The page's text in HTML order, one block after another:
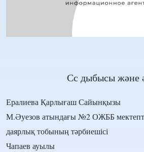
Сс дыбысы және
Ералиева Қарлығаш Сайынқызы
М.Әуезов атындағы №2 ОЖББ
даярлық тобының тәрбиешісі
Чапаев ауылы